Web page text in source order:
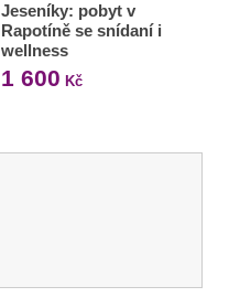
Jeseníky: pobyt v
Rapotíně se snídaní i
wellness
1 600 Kč